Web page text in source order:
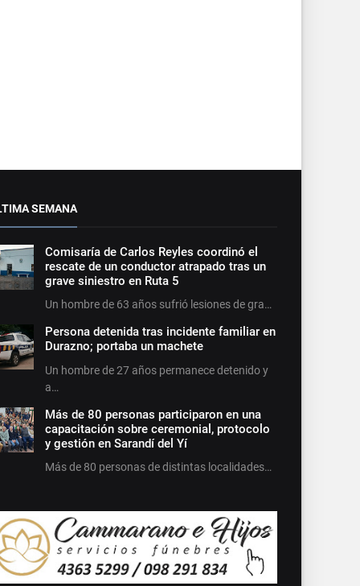
SEMANA
Comisaría de Carlos Reyles coordinó el
rescate de un conductor atrapado tras un
grave siniestro en Ruta 5
Un hombre de 63 años sufrió lesiones de gra…
Persona detenida tras incidente familiar en
Durazno; portaba un machete
Un hombre de 27 años permanece detenido y
a…
Más de 80 personas participaron en una
capacitación sobre ceremonial, protocolo
y gestión en Sarandí del Yí
Más de 80 personas de distintas localidades…